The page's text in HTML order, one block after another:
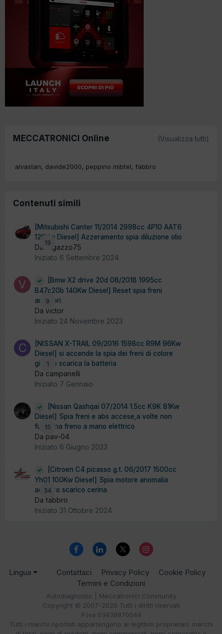
MECCATRONICI Online (Visualizza tutti)
alvastan davide2000 peppino mibtel fabbro
Contenuti simili
19
[Mitsubishi Canter 11/2014 2998cc 4P10 AAT6
129Kw Diesel] Azzeramento spia diluzione olio
Da ragazzo75
Iniziato 6 Settembre 2024
9
[Bmw X2 drive 20d 08/2018 1995cc
B47c20b 140Kw Diesel] Reset spia freni
anteriori
Da victor
Iniziato 24 Novembre 2023
1
[NISSAN X-TRAIL 09/2016 1598cc R9M 96Kw
Diesel] si accende la spia dei freni di colore
gialla e scarica la batteria
Da campanelli
Iniziato 7 Gennaio
15
[Nissan Qashqai 07/2014 1.5cc K9K 81Kw
Diesel] Spia freni e abs accese,a volte non
funziona freno a mano elettrico
Da pav-04
Iniziato 6 Giugno 2023
34
[Citroen C4 picasso g.t. 06/2017 1500cc
Yh01 100Kw Diesel] Spia motore anomalia
additivo scarico cerina
Da fabbro
Iniziato 31 Ottobre 2024
Lingua Contattaci Privacy Policy
Cookie Policy
Termini e Condizioni
Autodiagnostic | Meccatronici Community
Copyright © 2007-2026 Tutti i diritti riservati
P.iva 03438870044
Tutti i marchi riportati appartengono ai legittimi proprietari; marchi